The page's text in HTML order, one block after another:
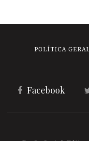
POLÍTICA
Facebook